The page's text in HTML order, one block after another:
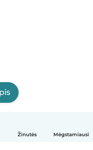
Žinutės Mėgstamiausi